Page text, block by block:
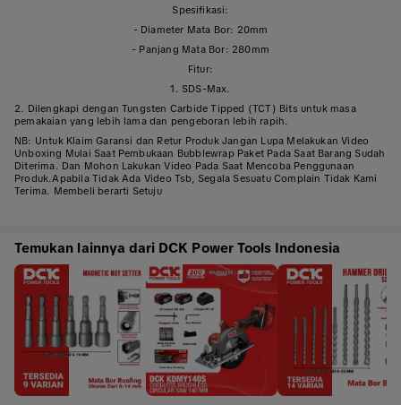
Spesifikasi:
- Diameter Mata Bor: 20mm
- Panjang Mata Bor: 280mm
Fitur:
1. SDS-Max.
2. Dilengkapi dengan Tungsten Carbide Tipped (TCT) Bits untuk masa
pemakaian yang lebih lama dan pengeboran lebih rapih.
NB: Untuk Klaim Garansi dan Retur Produk Jangan Lupa Melakukan Video
Unboxing Mulai Saat Pembukaan Bubblewrap Paket Pada Saat Barang Sudah
Diterima. Dan Mohon Lakukan Video Pada Saat Mencoba Penggunaan
Produk.Apabila Tidak Ada Video Tsb, Segala Sesuatu Complain Tidak Kami
Terima. Membeli berarti Setuju
Temukan lainnya dari DCK Power Tools Indonesia